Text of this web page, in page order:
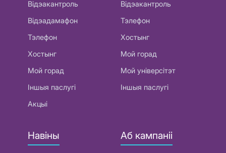
Відэакантроль
Відэадамафон
Тэлефон
Хостынг
Мой горад
Іншыя паслугі
Акцыі
Відэакантроль
Тэлефон
Хостынг
Мой горад
Мой універсітэт
Іншыя паслугі
Навіны Аб кампаніі